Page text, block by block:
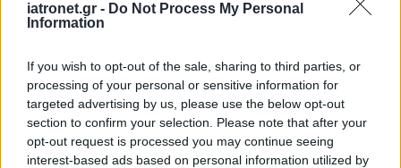
iatronet.gr - Do Not Process My Personal
Information
If you wish to opt-out of the sale, sharing to third parties, or
processing of your personal or sensitive information for
targeted advertising by us, please use the below opt-out
section to confirm your selection. Please note that after your
opt-out request is processed you may continue seeing
interest-based ads based on personal information utilized by